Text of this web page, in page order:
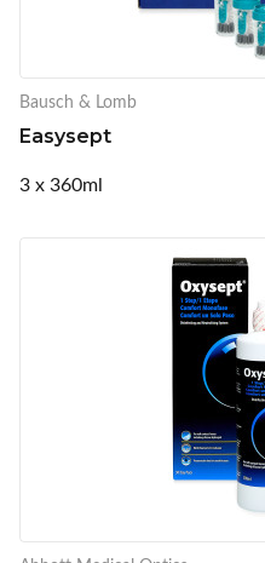
Bausch & Lomb
Easysept
3 x 360ml